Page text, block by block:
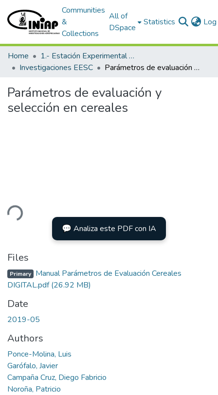
Communities
&
Collections
All of
DSpace
Statistics
Home
1.- Estación Experimental Santa Catalina
Investigaciones EESC
Parámetros de evaluación y selección en cereales
Parámetros de evaluación y
selección en cereales
💬 Analiza este PDF con IA
Files
Primary Manual Parámetros de Evaluación Cereales
DIGITAL.pdf(26.92 MB)
Date
2019-05
Authors
Ponce-Molina, Luis
Garófalo, Javier
Campaña Cruz, Diego Fabricio
Noroña, Patricio